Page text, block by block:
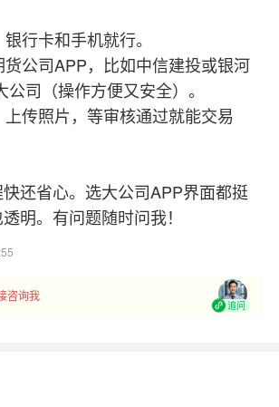
行卡和手机就行。
公司APP，比如中信建投或银河
司（操作方便又安全）。
传照片，等审核通过就能交易
还省心。选大公司APP界面都挺
明。有问题随时问我！
咨询我
追问